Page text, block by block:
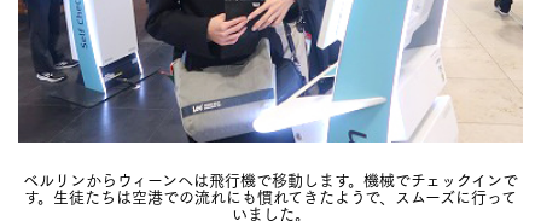
ベルリンからウィーンへは飛行機で移動します。機械でチェックインで
す。生徒たちは空港での流れにも慣れてきたようで、スムーズに行って
いました。